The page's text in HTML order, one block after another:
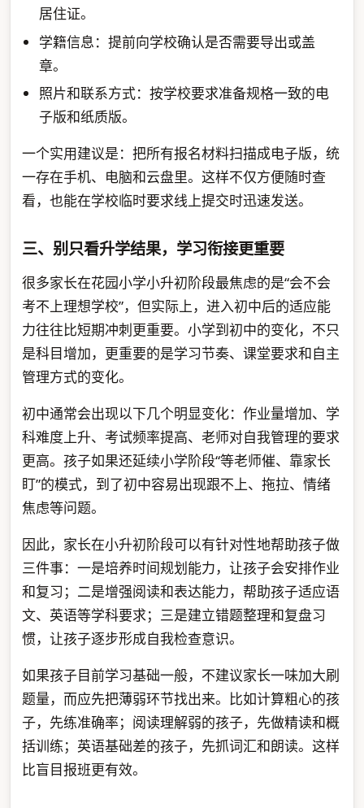
居住证。
学籍信息：提前向学校确认是否需要导出或盖
章。
照片和联系方式：按学校要求准备规格一致的电
子版和纸质版。
一个实用建议是：把所有报名材料扫描成电子版，统
一存在手机、电脑和云盘里。这样不仅方便随时查
看，也能在学校临时要求线上提交时迅速发送。
三、别只看升学结果，学习衔接更重要
很多家长在花园小学小升初阶段最焦虑的是“会不会
考不上理想学校”，但实际上，进入初中后的适应能
力往往比短期冲刺更重要。小学到初中的变化，不只
是科目增加，更重要的是学习节奏、课堂要求和自主
管理方式的变化。
初中通常会出现以下几个明显变化：作业量增加、学
科难度上升、考试频率提高、老师对自我管理的要求
更高。孩子如果还延续小学阶段“等老师催、靠家长
盯”的模式，到了初中容易出现跟不上、拖拉、情绪
焦虑等问题。
因此，家长在小升初阶段可以有针对性地帮助孩子做
三件事：一是培养时间规划能力，让孩子会安排作业
和复习；二是增强阅读和表达能力，帮助孩子适应语
文、英语等学科要求；三是建立错题整理和复盘习
惯，让孩子逐步形成自我检查意识。
如果孩子目前学习基础一般，不建议家长一味加大刷
题量，而应先把薄弱环节找出来。比如计算粗心的孩
子，先练准确率；阅读理解弱的孩子，先做精读和概
括训练；英语基础差的孩子，先抓词汇和朗读。这样
比盲目报班更有效。